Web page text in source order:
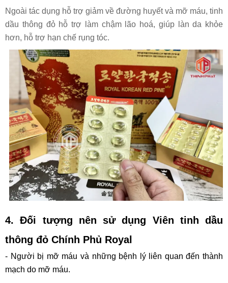
Ngoài tác dụng hỗ trợ giảm về đường huyết và mỡ máu, tinh
dầu thông đỏ hỗ trợ làm chậm lão hoá, giúp làn da khỏe
hơn, hỗ trợ hạn chế rụng tóc.
4. Đối tượng nên sử dụng Viên tinh dầu
thông đỏ Chính Phủ Royal
- Người bị mỡ máu và những bệnh lý liên quan đến thành
mạch do mỡ máu.